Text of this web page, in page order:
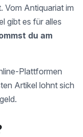
Vom Antiquariat im
gibt es für alles
du am
Plattformen
Artikel lohnt sich